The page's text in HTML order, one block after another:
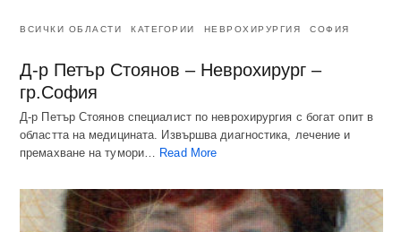
ВСИЧКИ ОБЛАСТИ КАТЕГОРИИ НЕВРОХИРУРГИЯ СОФИЯ
Д-р Петър Стоянов – Неврохирург –
гр.София
Д-р Петър Стоянов специалист по неврохирургия с богат опит в
областта на медицината. Извършва диагностика, лечение и
премахване на тумори…
Read More